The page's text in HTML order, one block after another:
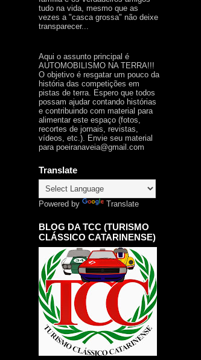
tudo na vida, mesmo que as
vezes a "casca grossa" não deixe
transparecer...
Aqui o assunto principal é
AUTOMOBILISMO NA TERRA!!!
O objetivo é resgatar um pouco da
história das competições em
pistas de terra. Espero que todos
possam ajudar contando histórias
e contribuindo com material para
alimentar este espaço (fotos,
recortes de jornais, revistas,
vídeos, etc.). Envie seu material
para poeiranaveia@gmail.com
Translate
Powered by Translate
BLOG DA TCC (TURISMO
CLÁSSICO CATARINENSE)